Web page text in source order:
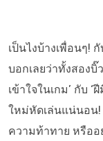
เป็นไงบ้างเพื่อนๆ! กั
บอกเลยว่าทั้งสองบิ๊
เข้าใจในเกม’ กับ
ใหม่หัดเล่นแน่นอน!
ความท้าทาย หรือ